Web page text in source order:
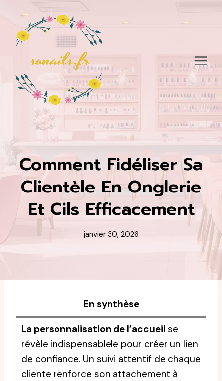
contenu
Comment Fidéliser Sa
Clientèle En Onglerie
Et Cils Efficacement
janvier 30, 2026
En synthèse
La personnalisation de l’accueil se
révèle indispensablele pour créer un lien
de confiance. Un suivi attentif de chaque
cliente renforce son attachement à